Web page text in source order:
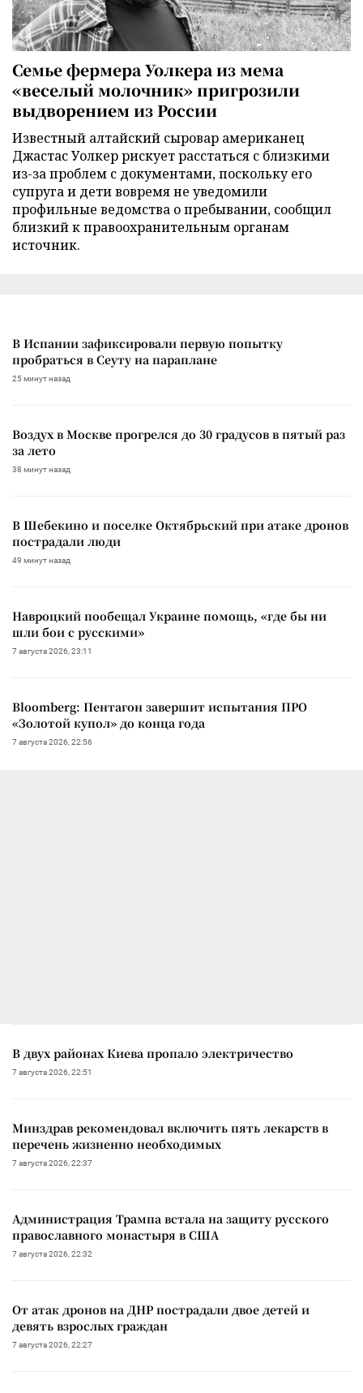
Семье фермера Уолкера из мема
«веселый молочник» пригрозили
выдворением из России
Известный алтайский сыровар американец
Джастас Уолкер рискует расстаться с близкими
из-за проблем с документами, поскольку его
супруга и дети вовремя не уведомили
профильные ведомства о пребывании, сообщил
близкий к правоохранительным органам
источник.
В Испании зафиксировали первую попытку
пробраться в Сеуту на параплане
25 минут назад
Воздух в Москве прогрелся до 30 градусов в пятый раз
за лето
38 минут назад
В Шебекино и поселке Октябрьский при атаке дронов
пострадали люди
49 минут назад
Навроцкий пообещал Украине помощь, «где бы ни
шли бои с русскими»
7 августа 2026, 23:11
Bloomberg: Пентагон завершит испытания ПРО
«Золотой купол» до конца года
7 августа 2026, 22:56
В двух районах Киева пропало электричество
7 августа 2026, 22:51
Минздрав рекомендовал включить пять лекарств в
перечень жизненно необходимых
7 августа 2026, 22:37
Администрация Трампа встала на защиту русского
православного монастыря в США
7 августа 2026, 22:32
От атак дронов на ДНР пострадали двое детей и
девять взрослых граждан
7 августа 2026, 22:27